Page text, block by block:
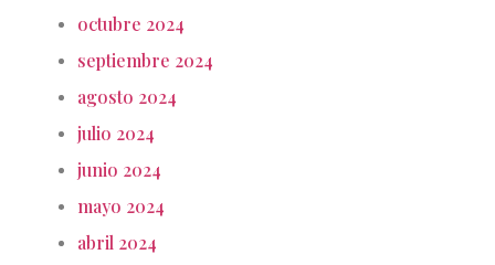
octubre 2024
septiembre 2024
agosto 2024
julio 2024
junio 2024
mayo 2024
abril 2024